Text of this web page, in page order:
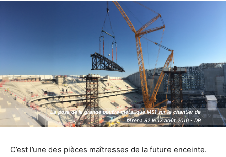
La pose de la grande poutre métallique MS1 sur le chantier de
l'Arena 92 le 17 août 2016 - DR
La pose de la grande poutre métallique MS1 sur le chantier de
l'Arena 92 le 17 août 2016 - DR
C’est l’une des pièces maîtresses de la future enceinte.